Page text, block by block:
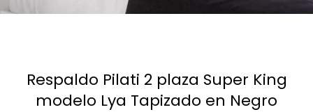
Respaldo Pilati 2 plaza Super King
modelo Lya Tapizado en Negro